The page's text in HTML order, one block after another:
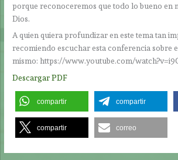
porque reconoceremos que todo lo bueno en
Dios.
A quien quiera profundizar en este tema tan
recomiendo escuchar esta conferencia sobre
mismo: https://www.youtube.com/
Descargar PDF
compartir compartir
compartir correo